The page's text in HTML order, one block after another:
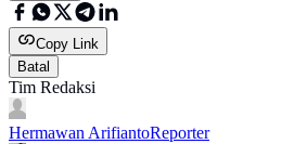
Copy Link
Batal
Tim Redaksi
Hermawan ArifiantoReporter